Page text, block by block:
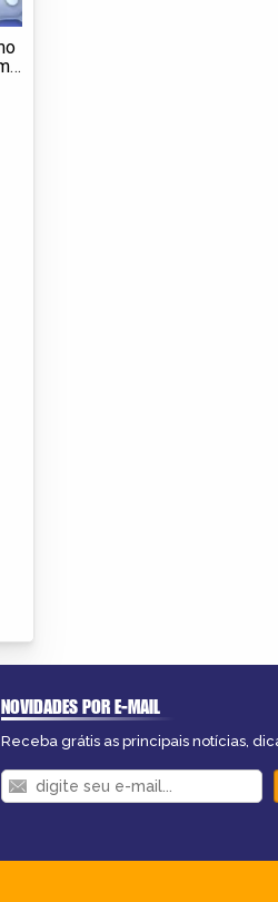
NOVIDADES POR E-MAIL
Receba grátis as principais notícias,